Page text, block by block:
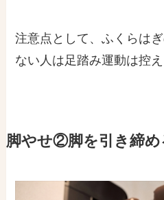
注意点として、ふくらは
ない人は足踏み運動は控
脚やせ②脚を引き締め